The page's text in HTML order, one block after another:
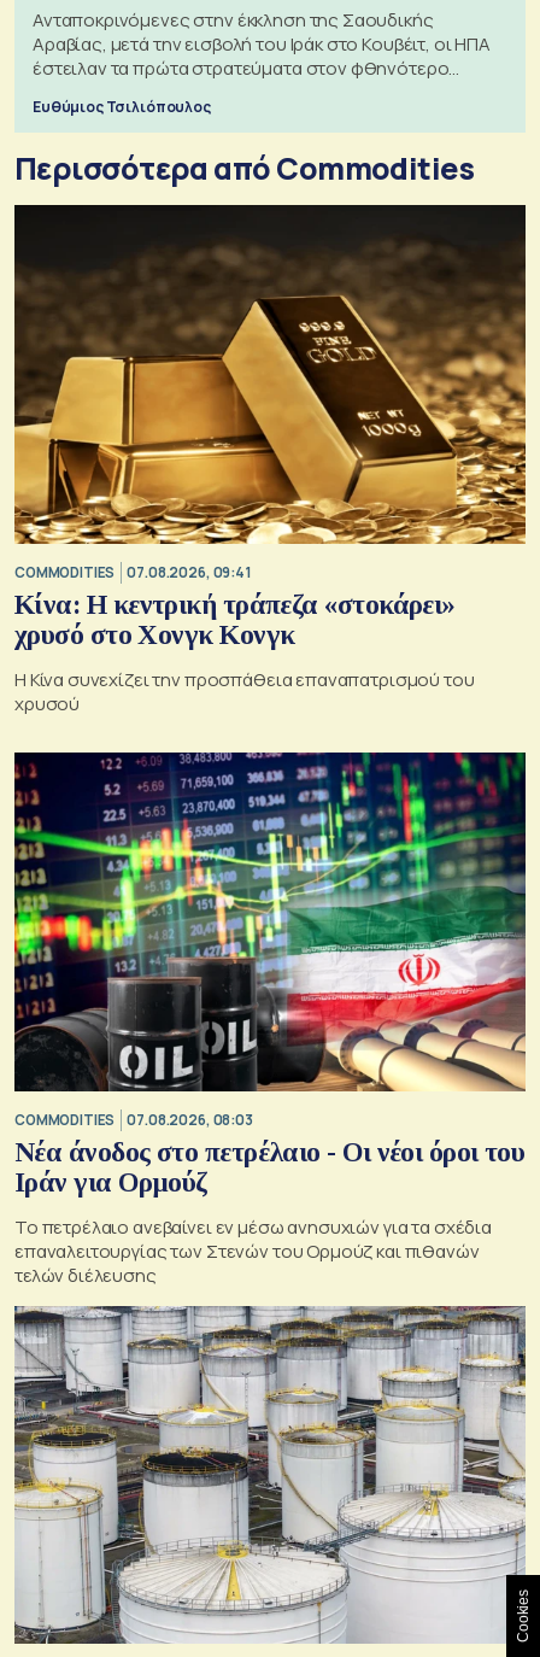
Ανταποκρινόμενες στην έκκληση της Σαουδικής
Αραβίας, μετά την εισβολή του Ιράκ στο Κουβέιτ, οι ΗΠΑ
έστειλαν τα πρώτα στρατεύματα στον φθηνότερο
Ευθύμιος Τσιλιόπουλος
Περισσότερα από Commodities
COMMODITIES 07.08.2026, 09:41
Κίνα: Η κεντρική τράπεζα «στοκάρει»
χρυσό στο Χονγκ Κονγκ
Η Κίνα συνεχίζει την προσπάθεια επαναπατρισμού του
χρυσού
COMMODITIES 07.08.2026, 08:03
Νέα άνοδος στο πετρέλαιο - Οι νέοι όροι του
Ιράν για Ορμούζ
Το πετρέλαιο ανεβαίνει εν μέσω ανησυχιών για τα σχέδια
επαναλειτουργίας των Στενών του Ορμούζ και πιθανών
τελών διέλευσης
Cookies